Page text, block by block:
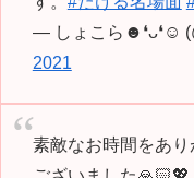
— しょこら☻❛ᴗ❛☺︎
2021
素敵なお時間をあり